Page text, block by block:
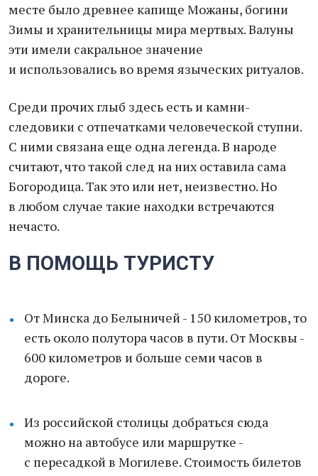
месте было древнее капище Можаны, богини
Зимы и хранительницы мира мертвых. Валуны
эти имели сакральное значение
и использовались во время языческих ритуалов.
Среди прочих глыб здесь есть и камни-
следовики с отпечатками человеческой ступни.
С ними связана еще одна легенда. В народе
считают, что такой след на них оставила сама
Богородица. Так это или нет, неизвестно. Но
в любом случае такие находки встречаются
нечасто.
В ПОМОЩЬ ТУРИСТУ
От Минска до Белыничей - 150 километров, то
есть около полутора часов в пути. От Москвы -
600 километров и больше семи часов в
дороге.
Из российской столицы добраться сюда
можно на автобусе или маршрутке -
с пересадкой в Могилеве. Стоимость билетов